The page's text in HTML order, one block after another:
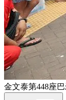
金文泰第448座